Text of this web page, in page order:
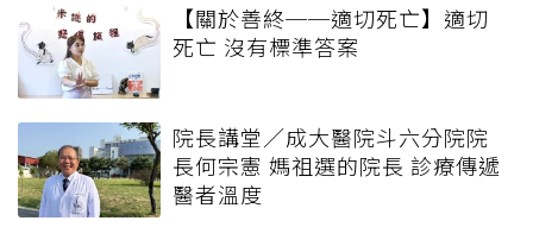
【關於善終──適切死亡】適切
死亡 沒有標準答案
院長講堂／成大醫院斗六分院院
長何宗憲 媽祖選的院長 診療傳遞
醫者溫度